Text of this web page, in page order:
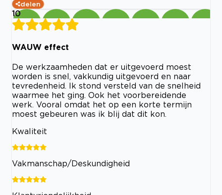
delen
10
WAUW effect
De werkzaamheden dat er uitgevoerd moest
worden is snel, vakkundig uitgevoerd en naar
tevredenheid. Ik stond versteld van de snelheid
waarmee het ging. Ook het voorbereidende
werk. Vooral omdat het op een korte termijn
moest gebeuren was ik blij dat dit kon.
Kwaliteit
Vakmanschap/Deskundigheid